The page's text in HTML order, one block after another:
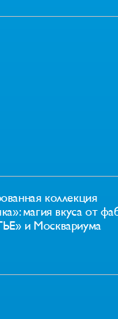
коллекция
магия вкуса от
и Москвариума